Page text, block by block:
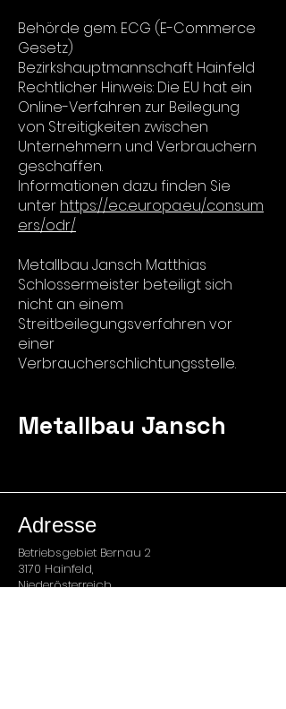
Be­hör­de gem. ECG (E-Com­mer­ce
Ge­setz)
Be­zirks­haupt­mann­schaft Hain­feld
Rechtlicher Hinweis: Die EU hat ein
Online-Verfahren zur Beilegung
von Streitigkeiten zwischen
Unternehmern und Verbrauchern
geschaffen.
Informationen dazu finden Sie
unter https://ec.europa.eu/consum
ers/odr/
Metallbau Jansch Matthias
Schlossermeister beteiligt sich
nicht an einem
Streitbeilegungsverfahren vor
einer
Verbraucherschlichtungsstelle.
Metallbau Jansch
Adresse
Betriebsgebiet Bernau 2
3170 Hainfeld,
Niederösterreich